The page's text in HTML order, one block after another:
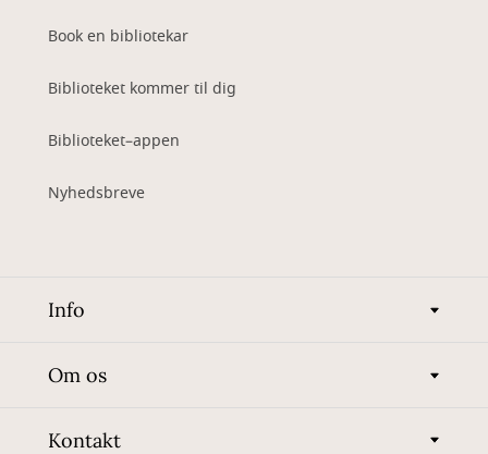
Book en bibliotekar
Biblioteket kommer til dig
Biblioteket–appen
Nyhedsbreve
Info
Om os
Kontakt